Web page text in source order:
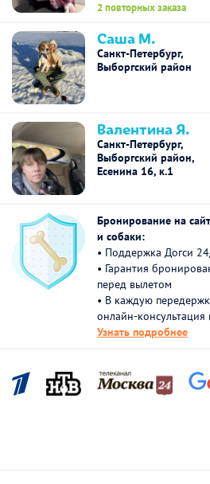
2 повторных заказа
Саша М.
Санкт-Петербург,
Выборгский район
Валентина Я.
Санкт-Петербург,
Выборгский район,
Есенина 16, к.1
Бронирование на
и собаки:
• Поддержка Догси
• Гарантия
перед вылетом
• В каждую
онлайн-консультация
Узнать подробнее